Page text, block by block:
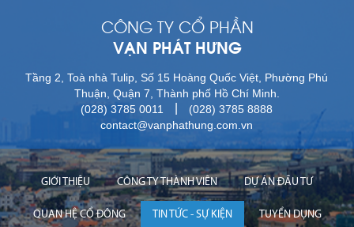
CÔNG TY CỔ PHẦN
VẠN PHÁT HƯNG
Tầng 2, Toà nhà Tulip, Số 15 Hoàng Quốc Việt, Phường Phú
Thuận, Quận 7, Thành phố Hồ Chí Minh.
(028) 3785 0011
(028) 3785 8888
contact@vanphathung.com.vn
GIỚI THIỆU CÔNG TY THÀNH VIÊN DỰ ÁN ĐẦU TƯ
QUAN HỆ CỔ ĐÔNG TIN TỨC - SỰ KIỆN TUYỂN DỤNG